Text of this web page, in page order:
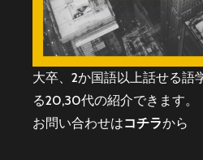
大卒、2か国語以上話せる語
る20,30代の紹介できます。
お問い合わせはコチラから